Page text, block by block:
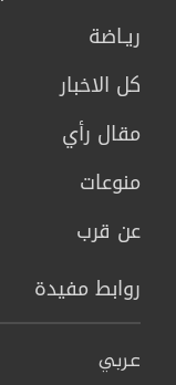
ريـاضة
كل الاخبار
مقال رأي
منوعات
عن قرب
روابط مفيدة
عربي